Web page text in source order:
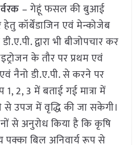
– गेहूं फसल की बुआई
कॉर्बेंडाजिन एवं मेन्कोजेब
द्वारा भी बीजोपचार कर
के तौर पर प्रथम एवं
एवं नैनो डी.ए.पी. से करने पर
1, 2, 3 में बताई गई मात्रा में
उपज में वृद्धि की जा सकेगी।
से अनुरोध किया है कि कृषि
बिल अनिवार्य रूप से